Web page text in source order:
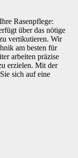
Rasenpflege:
über das nötige
vertikutieren. Wir
am besten für
arbeiten präzise
erzielen. Mit der
sich auf eine